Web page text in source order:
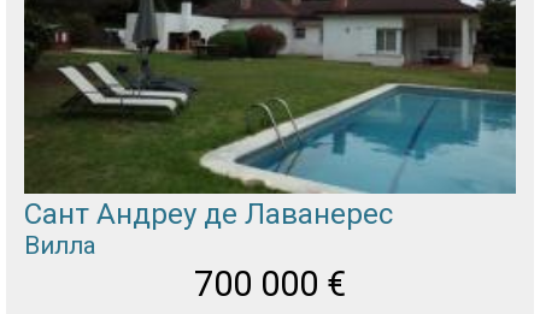
Сант Андреу де Лаванерес
Вилла
700 000 €